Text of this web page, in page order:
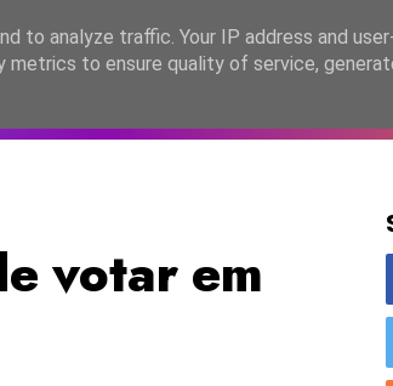
PORTUGAL LANÇAMENTOS
votar em
to analyze traffic. Your IP address and
to ensure quality of service,